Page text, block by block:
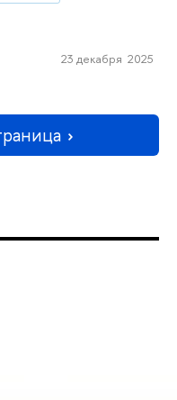
23 декабря 2025